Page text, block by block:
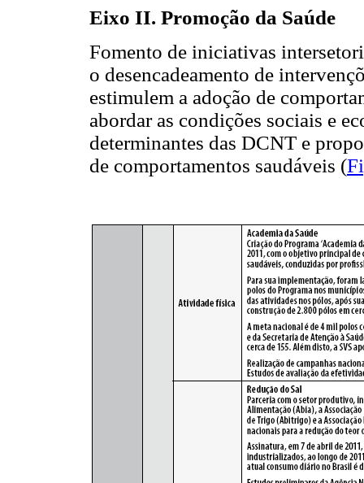
Eixo II. Promoção da Saúde
Fomento de iniciativas
o desencadeamento de
estimulem a adoção de
abordar as condições sociais e
determinantes das DCNT e
de comportamentos saudáveis (